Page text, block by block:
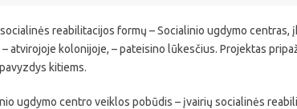
reabilitacijos formų – Socialinio ugdymo centras,
atvirojoje kolonijoje, – pateisino lūkesčius. Projektas
kitiems.
ugdymo centro veiklos pobūdis – įvairių socialinės